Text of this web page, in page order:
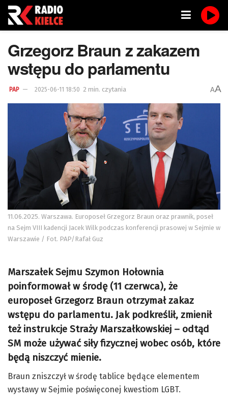
Grzegorz Braun z zakazem
wstępu do parlamentu
PAP 2025-06-11 18:50 2 min. czytania AA
11.06.2025. Warszawa. Europoseł Grzegorz Braun oraz prawnik, poseł
na Sejm VIII kadencji Jacek Wilk podczas konferencji prasowej w Sejmie w
Warszawie / Fot. PAP/Rafał Guz
Marszałek Sejmu Szymon Hołownia
poinformował w środę (11 czerwca), że
europoseł Grzegorz Braun otrzymał zakaz
wstępu do parlamentu. Jak podkreślił, zmienił
też instrukcje Straży Marszałkowskiej – odtąd
SM może używać siły fizycznej wobec osób, które
będą niszczyć mienie.
Braun zniszczył w środę tablice będące elementem
wystawy w Sejmie poświęconej kwestiom LGBT.